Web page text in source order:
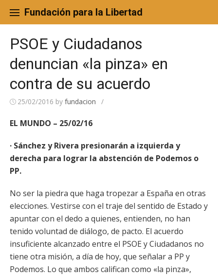
content
Fundación para la Libertad
PSOE y Ciudadanos
denuncian «la pinza» en
contra de su acuerdo
25/02/2016 by fundacion /
EL MUNDO – 25/02/16
· Sánchez y Rivera presionarán a izquierda y
derecha para lograr la abstención de Podemos o
PP.
No ser la piedra que haga tropezar a España en otras
elecciones. Vestirse con el traje del sentido de Estado y
apuntar con el dedo a quienes, entienden, no han
tenido voluntad de diálogo, de pacto. El acuerdo
insuficiente alcanzado entre el PSOE y Ciudadanos no
tiene otra misión, a día de hoy, que señalar a PP y
Podemos. Lo que ambos califican como «la pinza»,